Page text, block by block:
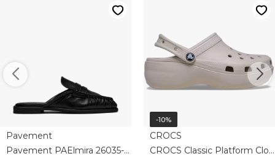
Pavement
Pavement PAElmira 26035-020
-10%
CROCS
CROCS Classic Platform Clog W 206750-2PL